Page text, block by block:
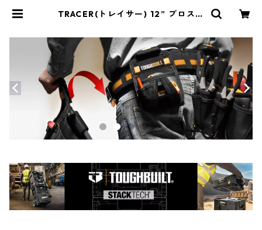
TRACER(トレイサー) 12” プロスク